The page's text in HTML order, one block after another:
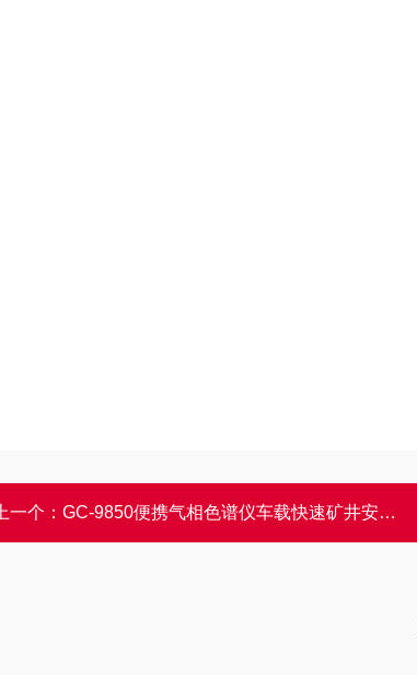
上一个： GC-9850便携气相色谱仪车载快速矿井安全气体检测